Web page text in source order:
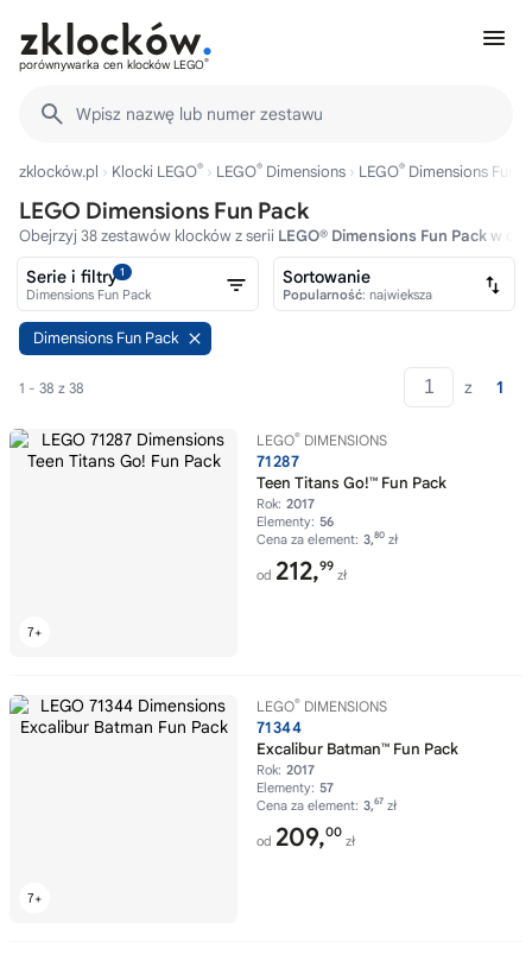
porównywarka cen klocków LEGO®
Wpisz nazwę lub numer zestawu
zklocków.pl Klocki LEGO® LEGO® Dimensions LEGO® Dimensions Fun
LEGO Dimensions Fun Pack
Obejrzyj 38 zestawów klocków z serii LEGO® Dimensions Fun Packw
Dimensions Fun Pack
1 - 38 z 38 z 1
LEGO® DIMENSIONS
71287
Teen Titans Go!™ Fun Pack
Rok: 2017
Elementy: 56
Cena za element: 3,80 zł
od 212,99
zł
LEGO® DIMENSIONS
71344
Excalibur Batman™ Fun Pack
Rok: 2017
Elementy: 57
Cena za element: 3,67 zł
od 209,00
zł
Serie i filtry1
Dimensions Fun Pack
Sortowanie
Popularność: największa